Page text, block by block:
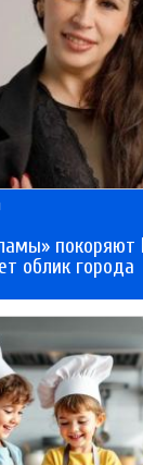
покоряют
облик города